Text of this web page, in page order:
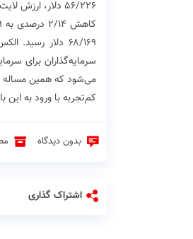
۶۸/۱۶۹ دلار
سرمایه‌گذاران برای
می‌شود که همین مساله
کم‌تجربه با ورود به این
بدون دیدگاه
اشتراک گذاری